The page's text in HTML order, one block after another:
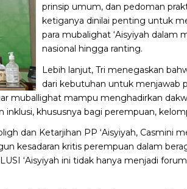
prinsip umum, dan pedoman
ketiganya dinilai penting untuk
para mubalighat ‘Aisyiyah dalam
nasional hingga ranting.
Lebih lanjut, Tri menegaskan
dari kebutuhan untuk menjawab
muballighat mampu menghadirkan
inklusi, khususnya bagi perempuan,
dan Ketarjihan PP ‘Aisyiyah, Casmini
kesadaran kritis perempuan dalam
‘Aisyiyah ini tidak hanya menjadi